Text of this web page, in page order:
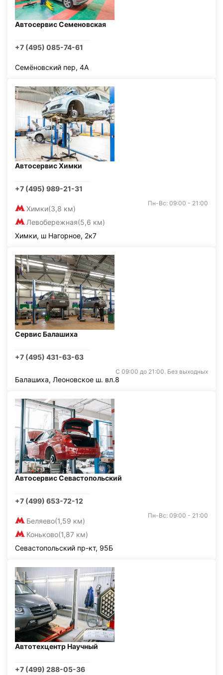
Автосервис Семеновская
+7 (495) 085-74-61
Семёновский пер, 4А
Автосервис Химки
+7 (495) 989-21-31
Химки(3,8 км)
Левобережная(5,6 км)
Пн-Вс: 09:00 - 21:00
Химки, ш Нагорное, 2к7
Сервис Балашиха
+7 (495) 431-63-63
С 09:00 до 21:00. Без выходных
Балашиха, Леоновское ш. вл.8
Автосервис Севастопольский
+7 (499) 653-72-12
Беляево(1,59 км)
Коньково(1,87 км)
Пн-Вс: 09:00 - 21:00
Севастопольский пр-кт, 95Б
Автотехцентр Научный
+7 (499) 288-05-36